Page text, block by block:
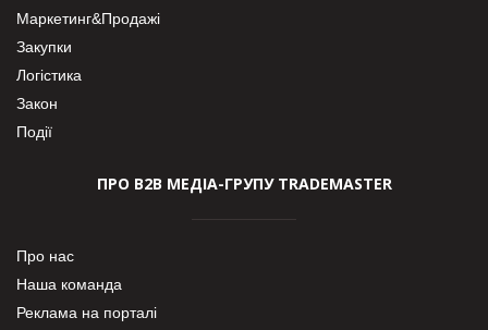
Маркетинг&Продажі
Закупки
Логістика
Закон
Події
ПРО В2В МЕДІА-ГРУПУ TRADEMASTER
Про нас
Наша команда
Реклама на порталі